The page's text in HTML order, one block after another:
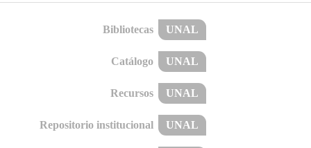
Bibliotecas UNAL
Catálogo UNAL
Recursos UNAL
Repositorio institucional UNAL